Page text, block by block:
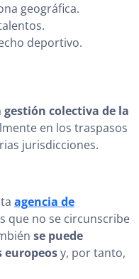
geográfica.
deportivo.
gestión colectiva de la
en los traspasos
jurisdicciones.
agencia de
que no se circunscribe
se puede
europeosy, por tanto,